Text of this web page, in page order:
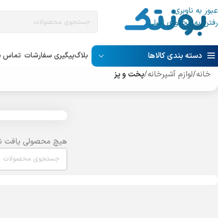
عبور به ناوبری
رفتن به محتوای اصلی
دسته بندی کالاها بلاگپیگیری سفارشات تماس
خانه/لوازم آشپرخانه/پخت و پز
هیچ محصولی یافت